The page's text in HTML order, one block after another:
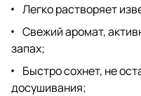
Легко растворяет
Свежий аромат,
запах;
Быстро сохнет, не
досушивания;